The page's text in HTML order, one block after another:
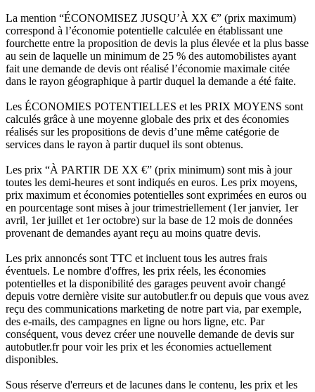
La mention “ÉCONOMISEZ JUSQU’À XX €” (prix maximum)
correspond à l’économie potentielle calculée en établissant une
fourchette entre la proposition de devis la plus élevée et la plus basse
au sein de laquelle un minimum de 25 % des automobilistes ayant
fait une demande de devis ont réalisé l’économie maximale citée
dans le rayon géographique à partir duquel la demande a été faite.
Les ÉCONOMIES POTENTIELLES et les PRIX MOYENS sont
calculés grâce à une moyenne globale des prix et des économies
réalisés sur les propositions de devis d’une même catégorie de
services dans le rayon à partir duquel ils sont obtenus.
Les prix “À PARTIR DE XX €” (prix minimum) sont mis à jour
toutes les demi-heures et sont indiqués en euros. Les prix moyens,
prix maximum et économies potentielles sont exprimées en euros ou
en pourcentage sont mises à jour trimestriellement (1er janvier, 1er
avril, 1er juillet et 1er octobre) sur la base de 12 mois de données
provenant de demandes ayant reçu au moins quatre devis.
Les prix annoncés sont TTC et incluent tous les autres frais
éventuels. Le nombre d'offres, les prix réels, les économies
potentielles et la disponibilité des garages peuvent avoir changé
depuis votre dernière visite sur autobutler.fr ou depuis que vous avez
reçu des communications marketing de notre part via, par exemple,
des e-mails, des campagnes en ligne ou hors ligne, etc. Par
conséquent, vous devez créer une nouvelle demande de devis sur
autobutler.fr pour voir les prix et les économies actuellement
disponibles.
Sous réserve d'erreurs et de lacunes dans le contenu, les prix et les